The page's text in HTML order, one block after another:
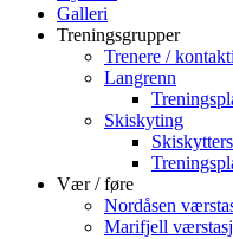
Galleri
Treningsgrupper
Trenere /
Langrenn
Skiskyting
Vær / føre
Nordåsen
Marifjell